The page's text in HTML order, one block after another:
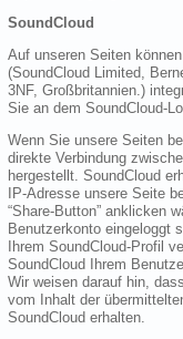
SoundCloud
Auf unseren Seiten
(SoundCloud Limited,
3NF, Großbritannien.)
Sie an dem SoundCloud-
Wenn Sie unsere Seiten
direkte Verbindung
hergestellt. SoundCloud
IP-Adresse unsere Seite
“Share-Button” anklicken
Benutzerkonto eingeloggt
Ihrem SoundCloud-Profil
SoundCloud Ihrem
Wir weisen darauf hin,
vom Inhalt der
SoundCloud erhalten.